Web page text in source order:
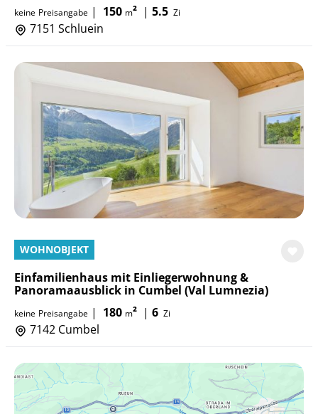
keine Preisangabe | 150 m² | 5.5 Zi
7151 Schluein
WOHNOBJEKT
Einfamilienhaus mit Einliegerwohnung &
Panoramaausblick in Cumbel (Val Lumnezia)
keine Preisangabe | 180 m² | 6 Zi
7142 Cumbel